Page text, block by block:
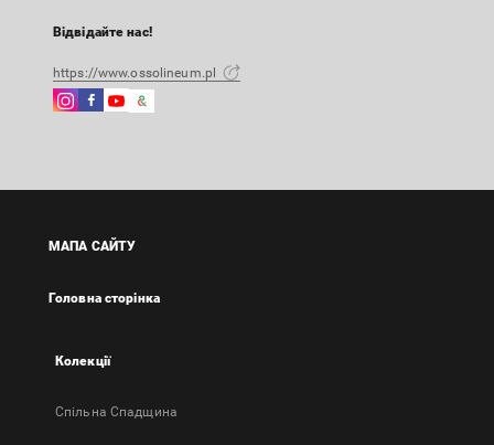
Відвідайте нас!
https://www.ossolineum.pl
Instagram
в
Facebook
в
Instagram
в
Google
Зовнішнє
в
вкладці
МАПА САЙТУ
Головна сторінка
Колекції
Спільна Спадщина